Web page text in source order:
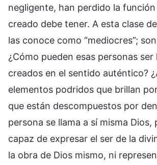
negligente, han perdido la
creado debe tener. A esta clase
las conoce como “mediocres”;
¿Cómo pueden esas personas ser
creados en el sentido auténtico?
elementos podridos que brillan
que están descompuestos por
persona se llama a sí misma Dios,
capaz de expresar el ser de la
la obra de Dios mismo, ni